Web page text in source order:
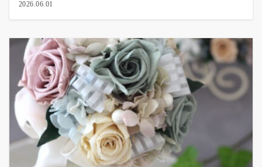
2026.06.01